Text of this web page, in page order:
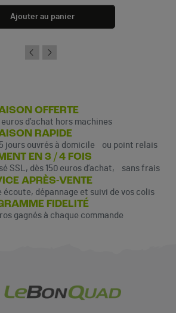
Ajouter au panier
OFFERTE
euros d’achat hors machines
RAPIDE
5 jours ouvrés à domicile ou point relais
EN 3 / 4 FOIS
SSL, dès 150 euros d’achat, sans frais
APRÈS-VENTE
écoute, dépannage et suivi de vos colis
FIDELITÉ
gagnés à chaque commande